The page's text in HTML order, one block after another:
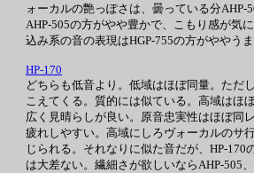
ォーカルの艶っぽさは、曇っている分
AHP-505の方がやや豊かで、こもり感が気
込み系の音の表現はHGP-755の方がややう
HP-170
どちらも低音より。低域はほぼ同量。ただ
こえてくる。質的には似ている。高域はほ
広く見晴らしが良い。原音忠実性はほぼ同
疲れしやすい。高域にしろヴォーカルのサ
じられる。それなりに似た音だが、HP-
は大差ない。繊細さが欲しいならAHP-505